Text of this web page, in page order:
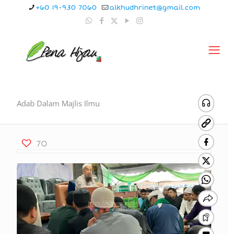
+60 19-930 7060 alkhudhrinet@gmail.com
Adab Dalam Majlis Ilmu
70